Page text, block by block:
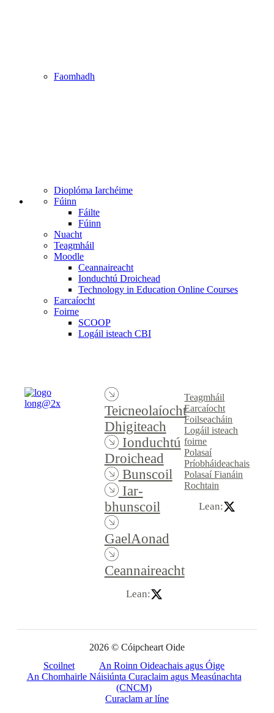
Faomhadh
Dioplóma Iarchéime
Fúinn
Fáilte
Fúinn
Nuacht
Teagmháil
Moodle
Ceannaireacht
Ionduchtú Droichead
Technology in Education Online Courses
Earcaíocht
Foirne
SCOOP
Logáil isteach CBI
Teicneolaíocht
Dhigiteach
Ionduchtú
Droichead
Bunscoil
Iar-
bhunscoil
GaelAonad
Ceannaireacht
Lean:
Teagmháil
Earcaíocht
Foilseacháin
Logáil isteach
foirne
Polasaí
Príobháideachais
Polasaí Fianáin
Rochtain
Lean:
2026 © Cóipcheart Oide
Scoilnet
An Roinn Oideachais agus Óige
An Chomhairle Náisiúnta Curaclaim agus Measúnachta
(CNCM)
Curaclam ar líne